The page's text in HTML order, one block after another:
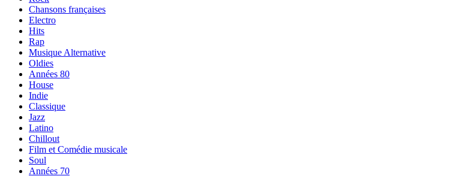
Chansons françaises
Electro
Hits
Rap
Musique Alternative
Oldies
Années 80
House
Indie
Classique
Jazz
Latino
Chillout
Film et Comédie musicale
Soul
Années 70